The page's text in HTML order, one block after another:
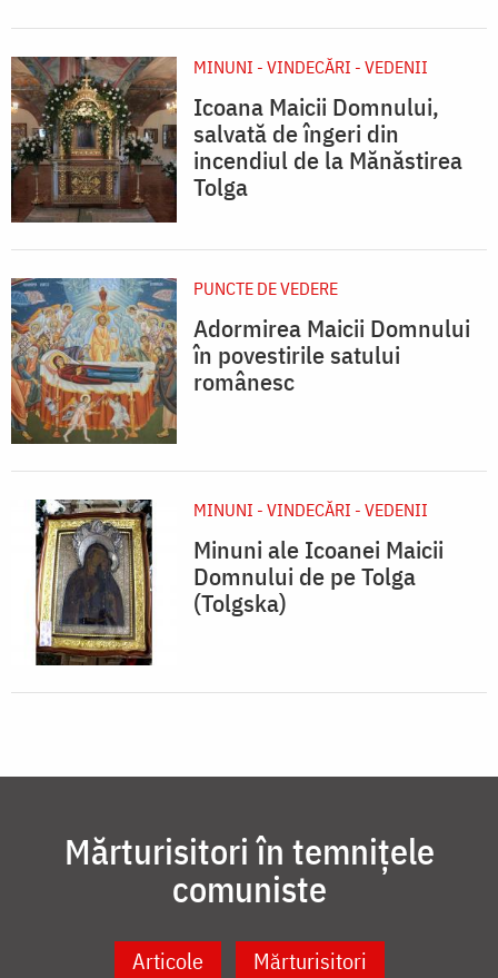
MINUNI - VINDECĂRI - VEDENII
Icoana Maicii Domnului,
salvată de îngeri din
incendiul de la Mănăstirea
Tolga
PUNCTE DE VEDERE
Adormirea Maicii Domnului
în povestirile satului
românesc
MINUNI - VINDECĂRI - VEDENII
Minuni ale Icoanei Maicii
Domnului de pe Tolga
(Tolgska)
Mărturisitori în temnițele
comuniste
Articole Mărturisitori